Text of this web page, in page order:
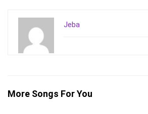
Jeba
More Songs For You